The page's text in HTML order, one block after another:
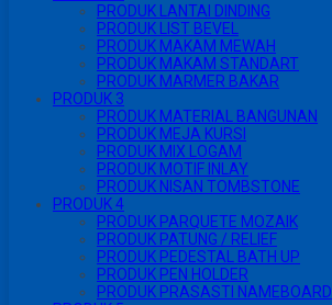
PRODUK LANTAI DINDING
PRODUK LIST BEVEL
PRODUK MAKAM MEWAH
PRODUK MAKAM STANDART
PRODUK MARMER BAKAR
PRODUK 3
PRODUK MATERIAL BANGUNAN
PRODUK MEJA KURSI
PRODUK MIX LOGAM
PRODUK MOTIF INLAY
PRODUK NISAN TOMBSTONE
PRODUK 4
PRODUK PARQUETE MOZAIK
PRODUK PATUNG / RELIEF
PRODUK PEDESTAL BATH UP
PRODUK PEN HOLDER
PRODUK PRASASTI NAMEBOARD